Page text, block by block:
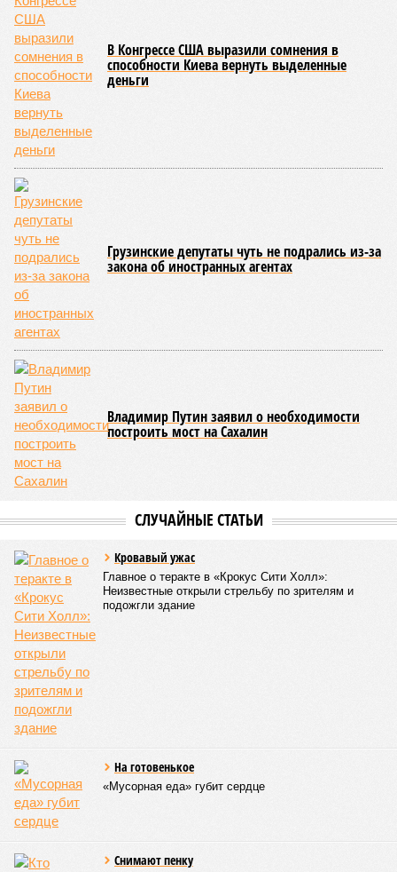
В Конгрессе США выразили сомнения в
способности Киева вернуть выделенные
деньги
Грузинские депутаты чуть не подрались из-за
закона об иностранных агентах
Владимир Путин заявил о необходимости
построить мост на Сахалин
СЛУЧАЙНЫЕ СТАТЬИ
Кровавый ужас
Главное о теракте в «Крокус Сити Холл»:
Неизвестные открыли стрельбу по зрителям и
подожгли здание
На готовенькое
«Мусорная еда» губит сердце
Снимают пенку